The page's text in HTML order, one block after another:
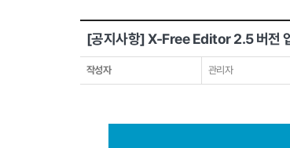
[공지사항] X-Free Editor 2.5 버전
작성자 관리자